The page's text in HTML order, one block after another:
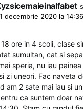
decembrie 2020 la 14:36
ore in 4 scoli, clase
sumultan, cat si
speria, nu iau
zi uneori. Fac naveta
am 2 sate mai iau si
ca suntem doar